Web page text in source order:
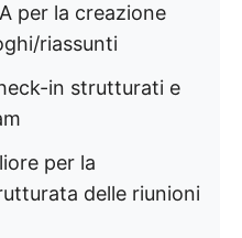
per la creazione
riassunti
in strutturati e
per la
delle riunioni